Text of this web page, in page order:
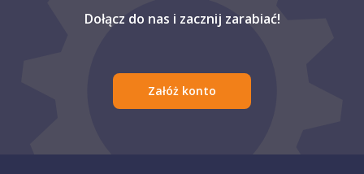
Dołącz do nas i zacznij zarabiać!
Załóż konto